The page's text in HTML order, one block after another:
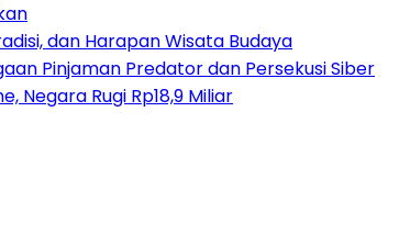
dan Harapan Wisata Budaya
Pinjaman Predator dan Persekusi Siber
Negara Rugi Rp18,9 Miliar